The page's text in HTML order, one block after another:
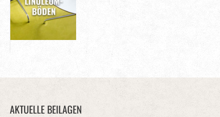
AKTUELLE BEILAGEN